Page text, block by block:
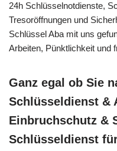
24h Schlüsselnotdienste,
Tresoröffnungen und
Schlüssel Aba mit uns
Arbeiten, Pünktlichkeit und
Ganz egal ob Sie
Schlüsseldienst &
Einbruchschutz &
Schlüsseldienst